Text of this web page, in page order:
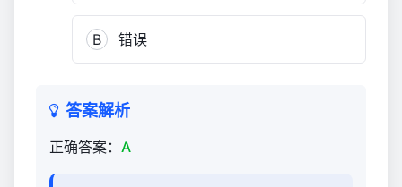
B 错误
答案解析
正确答案： A